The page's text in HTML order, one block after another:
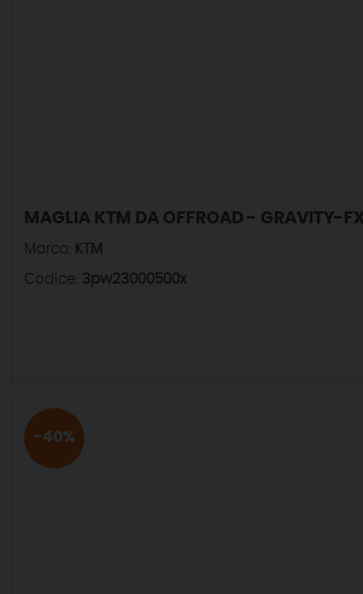
MAGLIA KTM DA OFFROAD - GRAVITY-FX
Marca: KTM
Codice: 3pw23000500x
-40%